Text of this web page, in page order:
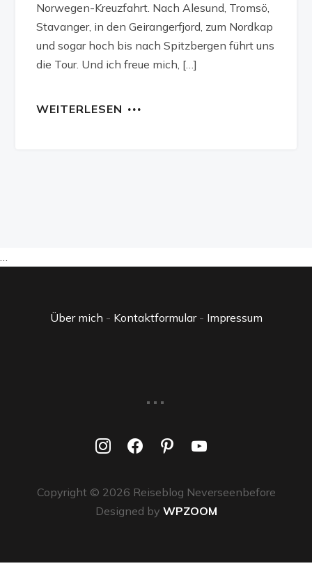
Norwegen-Kreuzfahrt. Nach Alesund, Tromsö,
Stavanger, in den Geirangerfjord, zum Nordkap
und sogar hoch bis nach Spitzbergen führt uns
die Tour. Und ich freue mich, […]
WEITERLESEN
…
Über mich - Kontaktformular- Impressum
...
instagramfacebookpinterestyoutube
Copyright © 2026 Reiseblog Neverseenbefore
Designed by WPZOOM